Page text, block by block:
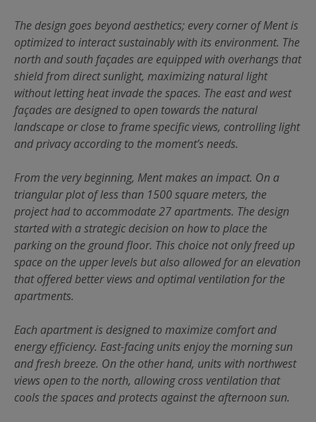
The design goes beyond aesthetics; every corner of Ment is
optimized to interact sustainably with its environment. The
north and south façades are equipped with overhangs that
shield from direct sunlight, maximizing natural light
without letting heat invade the spaces. The east and west
façades are designed to open towards the natural
landscape or close to frame specific views, controlling light
and privacy according to the moment’s needs.
From the very beginning, Ment makes an impact. On a
triangular plot of less than 1500 square meters, the
project had to accommodate 27 apartments. The design
started with a strategic decision on how to place the
parking on the ground floor. This choice not only freed up
space on the upper levels but also allowed for an elevation
that offered better views and optimal ventilation for the
apartments.
Each apartment is designed to maximize comfort and
energy efficiency. East-facing units enjoy the morning sun
and fresh breeze. On the other hand, units with northwest
views open to the north, allowing cross ventilation that
cools the spaces and protects against the afternoon sun.